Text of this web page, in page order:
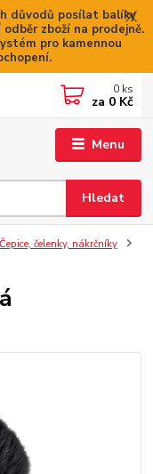
důvodů posílat balíky
zboží na prodejně.
pro kamennou
Menu
Hledat
0 ks
za 0 Kč
Čepice, čelenky, nákrčníky